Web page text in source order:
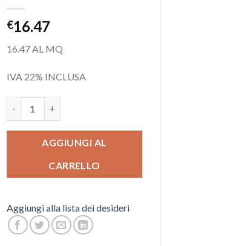
€16.47
16.47 AL MQ
IVA 22% INCLUSA
AGGIUNGI AL
CARRELLO
Aggiungi alla lista dei desideri